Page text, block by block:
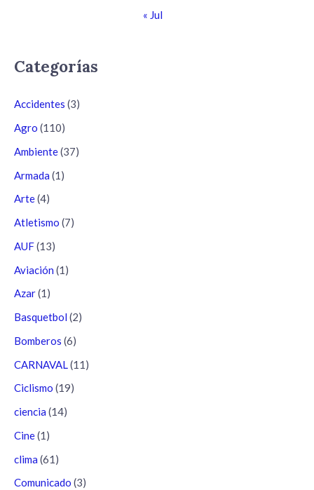
« Jul
Categorías
Accidentes (3)
Agro (110)
Ambiente(37)
Armada (1)
Arte(4)
Atletismo (7)
AUF(13)
Aviación (1)
Azar(1)
Basquetbol (2)
Bomberos (6)
CARNAVAL(11)
Ciclismo (19)
ciencia (14)
Cine(1)
clima (61)
Comunicado (3)